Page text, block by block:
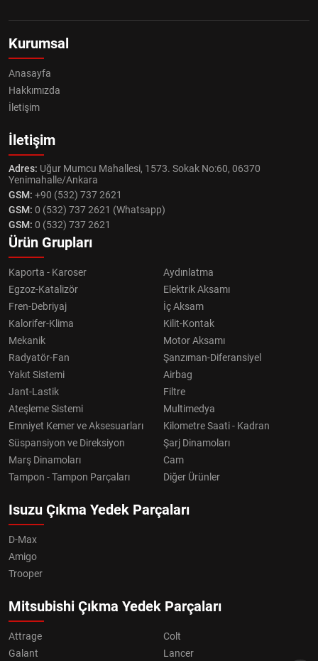
Kurumsal
Anasayfa
Hakkımızda
İletişim
İletişim
Adres: Uğur Mumcu Mahallesi, 1573. Sokak No:60, 06370
Yenimahalle/Ankara
GSM: +90 (532) 737 2621
GSM: 0 (532) 737 2621 (Whatsapp)
GSM: 0 (532) 737 2621
Ürün Grupları
Kaporta - Karoser
Aydınlatma
Egzoz-Katalizör
Elektrik Aksamı
Fren-Debriyaj
İç Aksam
Kalorifer-Klima
Kilit-Kontak
Mekanik
Motor Aksamı
Radyatör-Fan
Şanzıman-Diferansiyel
Yakıt Sistemi
Airbag
Jant-Lastik
Filtre
Ateşleme Sistemi
Multimedya
Emniyet Kemer ve Aksesuarları
Kilometre Saati - Kadran
Süspansiyon ve Direksiyon
Şarj Dinamoları
Marş Dinamoları
Cam
Tampon - Tampon Parçaları
Diğer Ürünler
Isuzu Çıkma Yedek Parçaları
D-Max
Amigo
Trooper
Mitsubishi Çıkma Yedek Parçaları
Attrage
Colt
Galant
Lancer